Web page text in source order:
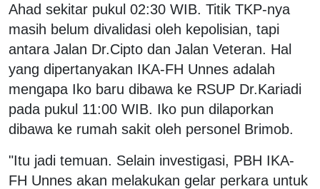
Ahad sekitar pukul 02:30 WIB. Titik TKP-nya
masih belum divalidasi oleh kepolisian, tapi
antara Jalan Dr.Cipto dan Jalan Veteran. Hal
yang dipertanyakan IKA-FH Unnes adalah
mengapa Iko baru dibawa ke RSUP Dr.Kariadi
pada pukul 11:00 WIB. Iko pun dilaporkan
dibawa ke rumah sakit oleh personel Brimob.
"Itu jadi temuan. Selain investigasi, PBH IKA-
FH Unnes akan melakukan gelar perkara untuk